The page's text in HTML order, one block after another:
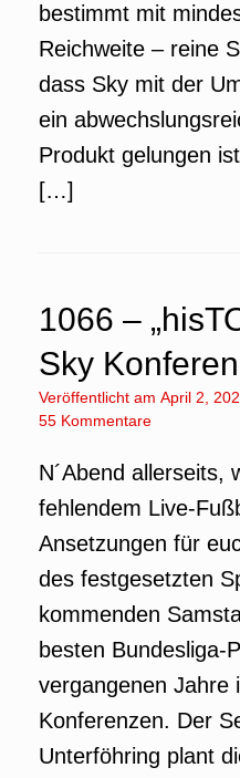
bestimmt mit
Reichweite – reine
dass Sky mit der
ein
Produkt gelungen
[…]
1066 –
Sky
Veröffentlicht am April 2,
55 Kommentare
N´Abend allerseits,
fehlendem Live-
Ansetzungen für
des festgesetzten
kommenden
besten Bundesliga-
vergangenen Jahre
Konferenzen. Der
Unterföhring plant